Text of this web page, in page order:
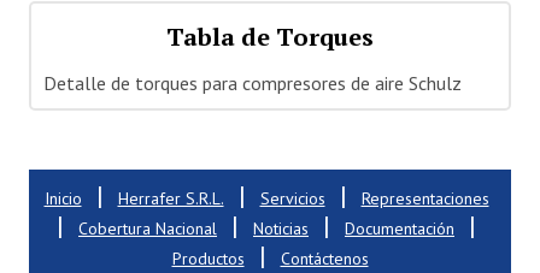
Tabla de Torques
Detalle de torques para compresores de aire Schulz
Inicio | Herrafer S.R.L. | Servicios | Representaciones
| Cobertura Nacional | Noticias | Documentación |
Productos |
Contáctenos